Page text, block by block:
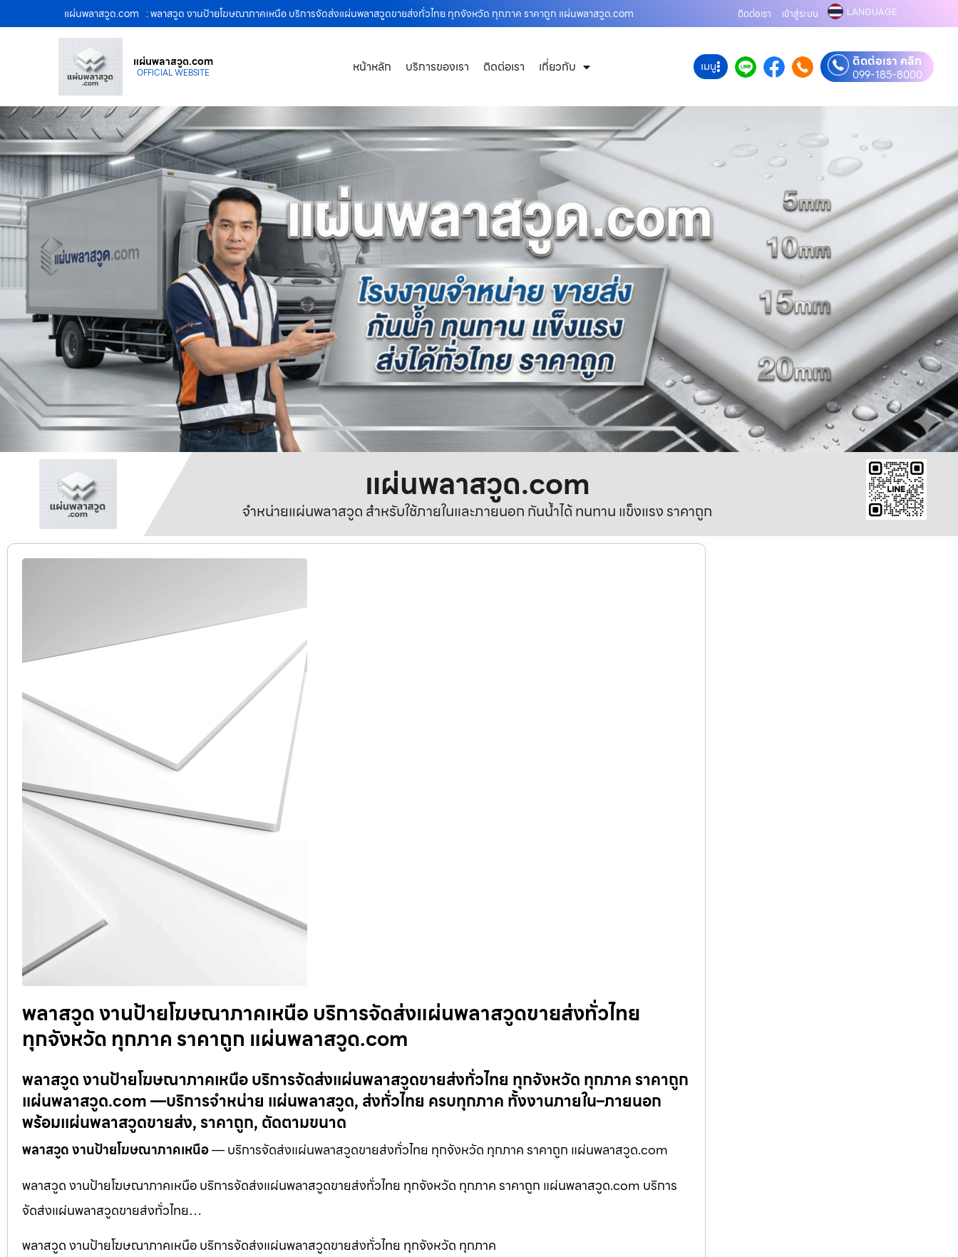
แผ่นพลาสวูด.com : พลาสวูด งานป้ายโฆษณาภาคเหนือ บริการจัดส่งแผ่นพลาสวูดขายส่งทั่วไทย ทุกจังหวัด ทุกภาค ราคาถูก แผ่นพลาสวูด.com ติดต่อเรา เข้าสู่ระบบ LANGUAGE
แผ่นพลาสวูด.com
OFFICIAL WEBSITE หน้าหลัก บริการของเรา ติดต่อเรา เกี่ยวกับ เมนู ติดต่อเรา คลิก
099-185-8000
แผ่นพลาสวูด.com
จำหน่ายแผ่นพลาสวูด สำหรับใช้ภายในและภายนอก กันน้ำได้ ทนทาน แข็งแรง ราคาถูก
พลาสวูด งานป้ายโฆษณาภาคเหนือ บริการจัดส่งแผ่นพลาสวูดขายส่งทั่วไทย
ทุกจังหวัด ทุกภาค ราคาถูก แผ่นพลาสวูด.com
พลาสวูด งานป้ายโฆษณาภาคเหนือ บริการจัดส่งแผ่นพลาสวูดขายส่งทั่วไทย ทุกจังหวัด ทุกภาค ราคาถูก
แผ่นพลาสวูด.com —บริการจำหน่าย แผ่นพลาสวูด, ส่งทั่วไทย ครบทุกภาค ทั้งงานภายใน–ภายนอก
พร้อมแผ่นพลาสวูดขายส่ง, ราคาถูก, ตัดตามขนาด
พลาสวูด งานป้ายโฆษณาภาคเหนือ— บริการจัดส่งแผ่นพลาสวูดขายส่งทั่วไทย ทุกจังหวัด ทุกภาค ราคาถูก แผ่นพลาสวูด.com
พลาสวูด งานป้ายโฆษณาภาคเหนือ บริการจัดส่งแผ่นพลาสวูดขายส่งทั่วไทย ทุกจังหวัด ทุกภาค ราคาถูก แผ่นพลาสวูด.com บริการ
จัดส่งแผ่นพลาสวูดขายส่งทั่วไทย…
พลาสวูด งานป้ายโฆษณาภาคเหนือ บริการจัดส่งแผ่นพลาสวูดขายส่งทั่วไทย ทุกจังหวัด ทุกภาค